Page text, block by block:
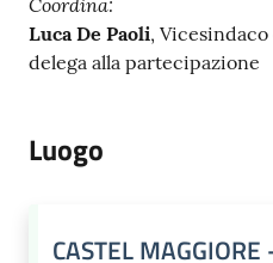
Luca De Paoli,
delega alla partecipazione
Luogo
CASTEL